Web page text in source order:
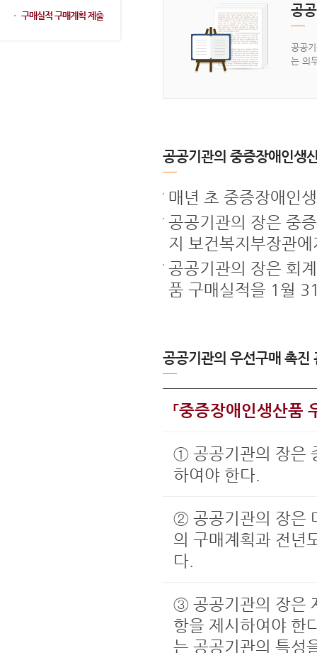
구매실적 구매계획 제출
공
공공
는 의
공공기관의 중증장애인생
매년 초 중증장애인
공공기관의 장은 중
지 보건복지부장관
공공기관의 장은 회
품 구매실적을 1월
공공기관의 우선구매 촉진
「중증장애인생산품
① 공공기관의 장은
하여야 한다.
② 공공기관의 장은
의 구매계획과 전년
다.
③ 공공기관의 장은
항을 제시하여야 한
는 공공기관의 특성